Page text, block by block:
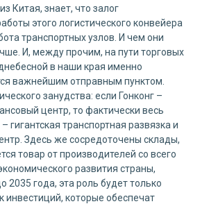
Китая, знает, что залог
этого логистического конвейера
транспортных узлов. И чем они
И, между прочим, на пути торговых
в наши края именно
важнейшим отправным пунктом.
занудства: если Гонконг –
центр, то фактически весь
гигантская транспортная развязка и
Здесь же сосредоточены склады,
товар от производителей со всего
развития страны,
2035 года, эта роль будет только
инвестиций, которые обеспечат